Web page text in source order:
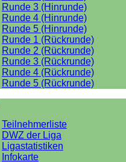
Runde 3 (Hinrunde)
Runde 4 (Hinrunde)
Runde 5 (Hinrunde)
Runde 1 (Rückrunde)
Runde 2 (Rückrunde)
Runde 3 (Rückrunde)
Runde 4 (Rückrunde)
Runde 5 (Rückrunde)
Teilnehmerliste
DWZ der Liga
Ligastatistiken
Infokarte